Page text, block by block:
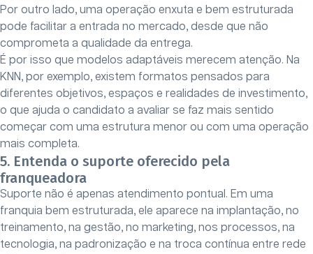
Por outro lado, uma operação enxuta e bem estruturada
pode facilitar a entrada no mercado, desde que não
comprometa a qualidade da entrega.
É por isso que modelos adaptáveis merecem atenção. Na
KNN, por exemplo, existem formatos pensados para
diferentes objetivos, espaços e realidades de investimento,
o que ajuda o candidato a avaliar se faz mais sentido
começar com uma estrutura menor ou com uma operação
mais completa.
5. Entenda o suporte oferecido pela
franqueadora
Suporte não é apenas atendimento pontual. Em uma
franquia bem estruturada, ele aparece na implantação, no
treinamento, na gestão, no marketing, nos processos, na
tecnologia, na padronização e na troca contínua entre rede